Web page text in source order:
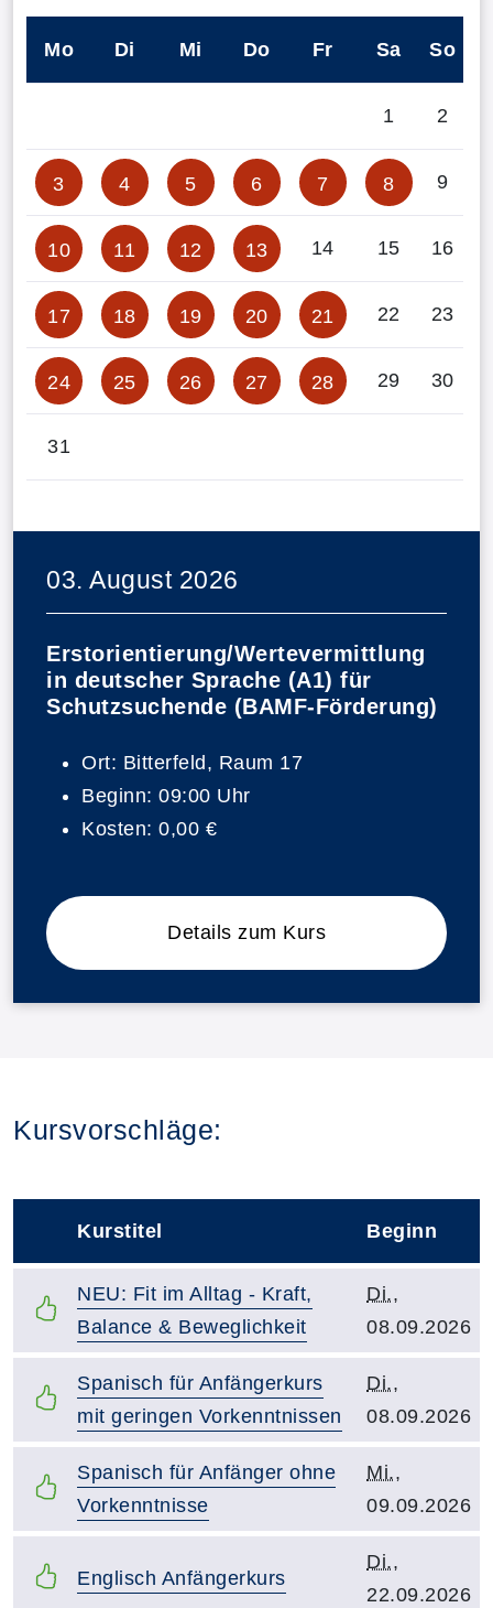
Mo Di Mi Do Fr Sa So
1 2
3 4 5 6 7 8 9
10 11 12 13 14 15 16
17 18 19 20 21 22 23
24 25 26 27 28 29 30
31
03. August 2026
Erstorientierung/Wertevermittlung
in deutscher Sprache (A1) für
Schutzsuchende (BAMF-Förderung)
Ort: Bitterfeld, Raum 17
Beginn: 09:00 Uhr
Kosten: 0,00 €
Details zum Kurs
Kursvorschläge:
Kurstitel Beginn
Kurstitel:
NEU: Fit im Alltag - Kraft,
Balance & Beweglichkeit
Kursbeginn:
Di.,
08.09.2026
Kurstitel:
Spanisch für Anfängerkurs
mit geringen Vorkenntnissen
Kursbeginn:
Di.,
08.09.2026
Kurstitel:
Spanisch für Anfänger ohne
Vorkenntnisse
Kursbeginn:
Mi.,
09.09.2026
Kurstitel:
Englisch Anfängerkurs
Kursbeginn:
Di.,
22.09.2026